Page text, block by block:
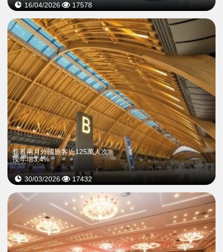
16/04/2026 17578
菲首兩月外國旅客近125萬人次
按年增3.4%
30/03/2026 17432